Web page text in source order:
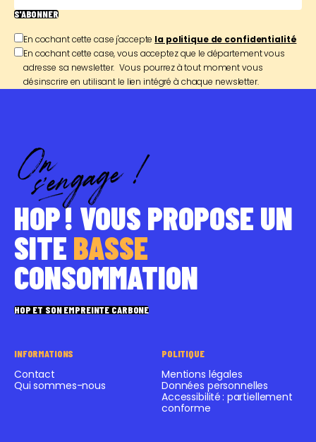
S'ABONNER
En cochant cette case j'accepte la politique de confidentialité
En cochant cette case, vous acceptez que le département vous
adresse sa newsletter. Vous pourrez à tout moment vous
désinscrire en utilisant le lien intégré à chaque newsletter.
HOP ! VOUS PROPOSE UN
SITE BASSE
CONSOMMATION
HOP ET SON EMPREINTE CARBONE
INFORMATIONS
Contact
Qui sommes-nous
POLITIQUE
Mentions légales
Données personnelles
Accessibilité : partiellement
conforme